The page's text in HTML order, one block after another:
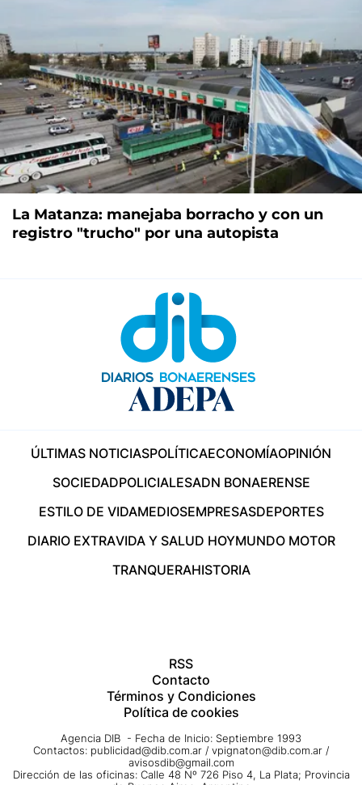
La Matanza: manejaba borracho y con un
registro "trucho" por una autopista
ÚLTIMAS NOTICIASPOLÍTICAECONOMÍAOPINIÓN
SOCIEDADPOLICIALESADN BONAERENSE
ESTILO DE VIDAMEDIOSEMPRESASDEPORTES
DIARIO EXTRAVIDA Y SALUD HOYMUNDO MOTOR
TRANQUERAHISTORIA
RSS
Contacto
Términos y Condiciones
Política de cookies
Agencia DIB - Fecha de Inicio: Septiembre 1993
Contactos: publicidad@dib.com.ar / vpignaton@dib.com.ar /
avisosdib@gmail.com
Dirección de las oficinas: Calle 48 Nº 726 Piso 4, La Plata; Provincia